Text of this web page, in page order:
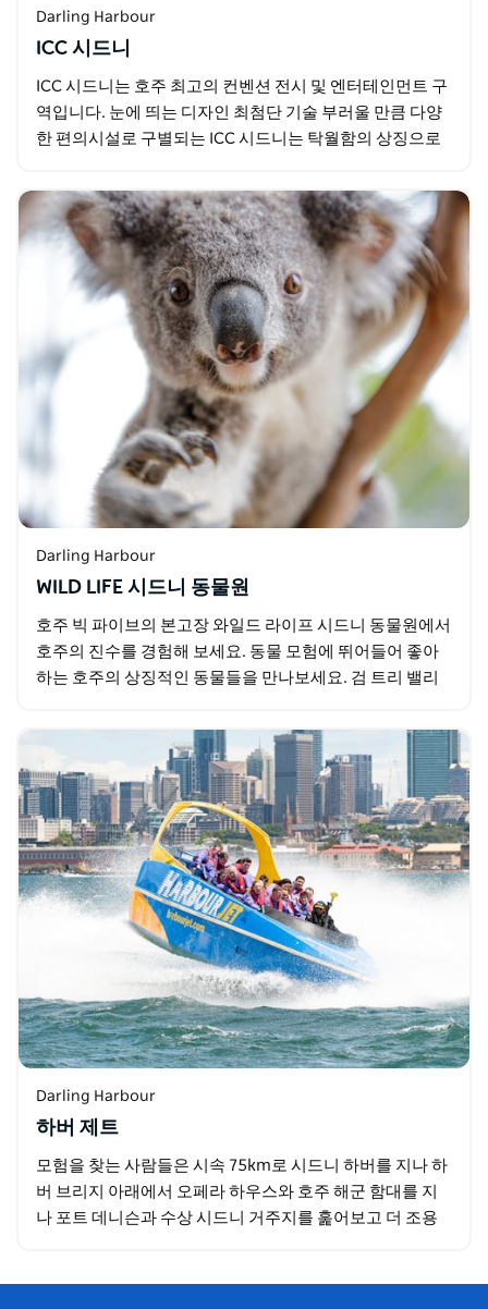
Darling Harbour
ICC 시드니
ICC 시드니는 호주 최고의 컨벤션 전시 및 엔터테인먼트 구
역입니다. 눈에 띄는 디자인 최첨단 기술 부러울 만큼 다양
한 편의시설로 구별되는 ICC 시드니는 탁월함의 상징으로
Darling Harbour
WILD LIFE 시드니 동물원
호주 빅 파이브의 본고장 와일드 라이프 시드니 동물원에서
호주의 진수를 경험해 보세요. 동물 모험에 뛰어들어 좋아
하는 호주의 상징적인 동물들을 만나보세요. 검 트리 밸리
Darling Harbour
하버 제트
모험을 찾는 사람들은 시속 75km로 시드니 하버를 지나 하
버 브리지 아래에서 오페라 하우스와 호주 해군 함대를 지
나 포트 데니슨과 수상 시드니 거주지를 훑어보고 더 조용